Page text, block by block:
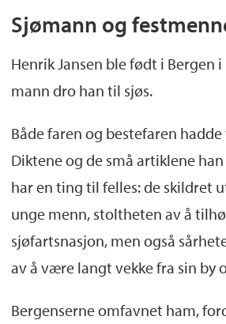
Sjømann og
Henrik Jansen ble født i Bergen
mann dro han til sjøs.
Både faren og bestefaren
Diktene og de små artiklene
har en ting til felles: de skildret
unge menn, stoltheten av å
sjøfartsnasjon, men også
av å være langt vekke fra sin by
Bergenserne omfavnet ham,